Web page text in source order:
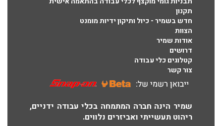
תקנון
חדש בשמיר - כיול ותיקון ידיות מומנט
הצוות
אודות שמיר
דרושים
קטלוגים כלי עבודה
צור קשר
שמיר הינה חברה המתמחה בכלי עבודה ידניים,
ריהוט תעשייתי ואביזרים נלווים.